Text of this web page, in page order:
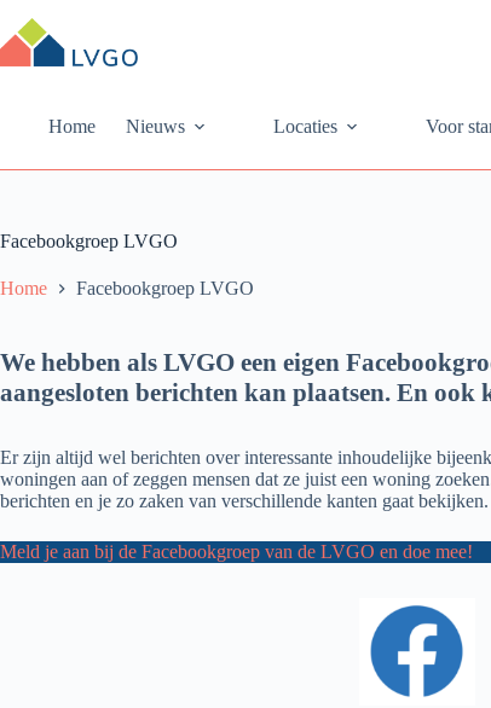
naar
de
Home Nieuws Locaties Voor
Facebookgroep LVGO
Home Facebookgroep LVGO
We hebben als LVGO een eigen
aangesloten berichten kan plaatsen. En ook
Er zijn altijd wel berichten over interessante inhoudelijke
woningen aan of zeggen mensen dat ze juist een woning
berichten en je zo zaken van verschillende kanten gaat bekijken.
Meld je aan bij de Facebookgroep van de LVGO en doe mee!